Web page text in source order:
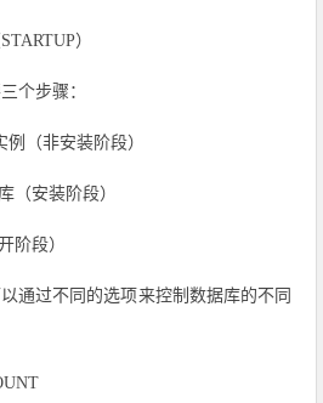
）
个步骤：
例（非安装阶段）
（安装阶段）
阶段）
通过不同的选项来控制数据库的不同